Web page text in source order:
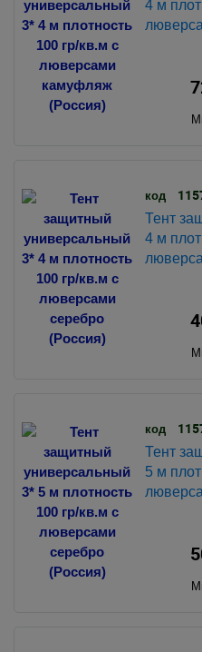
4 м
код
Тент
4 м
код
Тент
5 м